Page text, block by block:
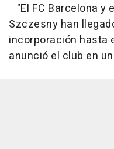
"El FC Barcelona y
Szczesny han
incorporación hasta
anunció el club en